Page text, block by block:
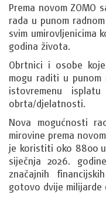
Prema novom ZOMO
rada u punom
svim umirovljenicima
godina života.
Obrtnici i osobe
mogu raditi u punom
istovremenu
obrta/djelatnosti.
Nova mogućnosti
mirovine prema
je koristiti oko 8800
siječnja 2026.
značajnih
gotovo dvije milijarde